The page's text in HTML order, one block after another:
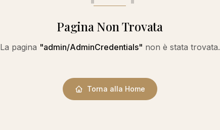
Pagina Non Trovata
La pagina "admin/AdminCredentials" non è stata trovata.
Torna alla Home